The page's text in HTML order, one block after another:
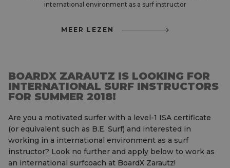
international environment as a surf instructor
MEER LEZEN
BOARDX ZARAUTZ IS LOOKING FOR
INTERNATIONAL SURF INSTRUCTORS
FOR SUMMER 2018!
Are you a motivated surfer with a level-1 ISA certificate
(or equivalent such as B.E. Surf) and interested in
working in a international environment as a surf
instructor? Look no further and apply below to work as
an international surfcoach at BoardX Zarautz!